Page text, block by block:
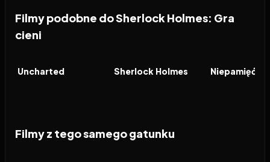
Filmy podobne do Sherlock Holmes: Gra
cieni
FILM
Uncharted FILM
Sherlock Holmes FILM
Niepamięć
Filmy z tego samego gatunku